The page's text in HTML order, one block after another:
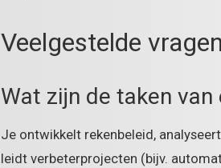
Veelgestelde vragen
Wat zijn de taken
Je ontwikkelt rekenbeleid,
leidt verbeterprojecten (bijv.